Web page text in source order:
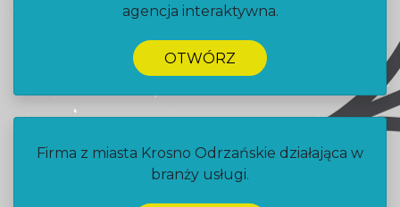
agencja interaktywna.
OTWÓRZ
Firma z miasta Krosno Odrzańskie działająca w
branży usługi.